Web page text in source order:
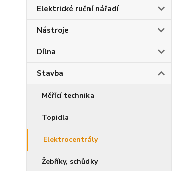
Elektrické ruční nářadí
Nástroje
Dílna
Stavba
Měřící technika
Topidla
Elektrocentrály
Žebříky, schůdky